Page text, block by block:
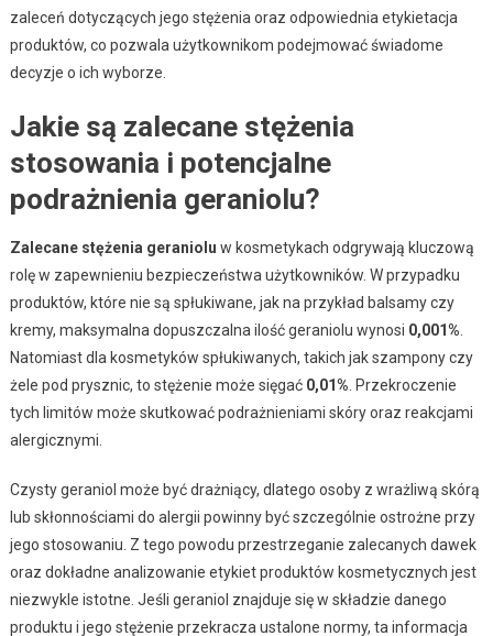
zaleceń dotyczących jego stężenia oraz odpowiednia etykietacja
produktów, co pozwala użytkownikom podejmować świadome
decyzje o ich wyborze.
Jakie są zalecane stężenia
stosowania i potencjalne
podrażnienia geraniolu?
Zalecane stężenia geraniolu w kosmetykach odgrywają kluczową
rolę w zapewnieniu bezpieczeństwa użytkowników. W przypadku
produktów, które nie są spłukiwane, jak na przykład balsamy czy
kremy, maksymalna dopuszczalna ilość geraniolu wynosi 0,001%
Natomiast dla kosmetyków spłukiwanych, takich jak szampony czy
żele pod prysznic, to stężenie może sięgać 0,01% . Przekroczenie
tych limitów może skutkować podrażnieniami skóry oraz reakcjami
alergicznymi.
Czysty geraniol może być drażniący, dlatego osoby z wrażliwą skórą
lub skłonnościami do alergii powinny być szczególnie ostrożne przy
jego stosowaniu. Z tego powodu przestrzeganie zalecanych dawek
oraz dokładne analizowanie etykiet produktów kosmetycznych jest
niezwykle istotne. Jeśli geraniol znajduje się w składzie danego
produktu i jego stężenie przekracza ustalone normy, ta informacja